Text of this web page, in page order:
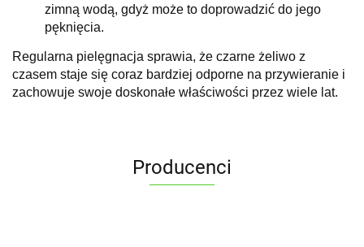
zimną wodą, gdyż może to doprowadzić do jego
pęknięcia.
Regularna pielęgnacja sprawia, że czarne żeliwo z
czasem staje się coraz bardziej odporne na przywieranie i
zachowuje swoje doskonałe właściwości przez wiele lat.
Producenci